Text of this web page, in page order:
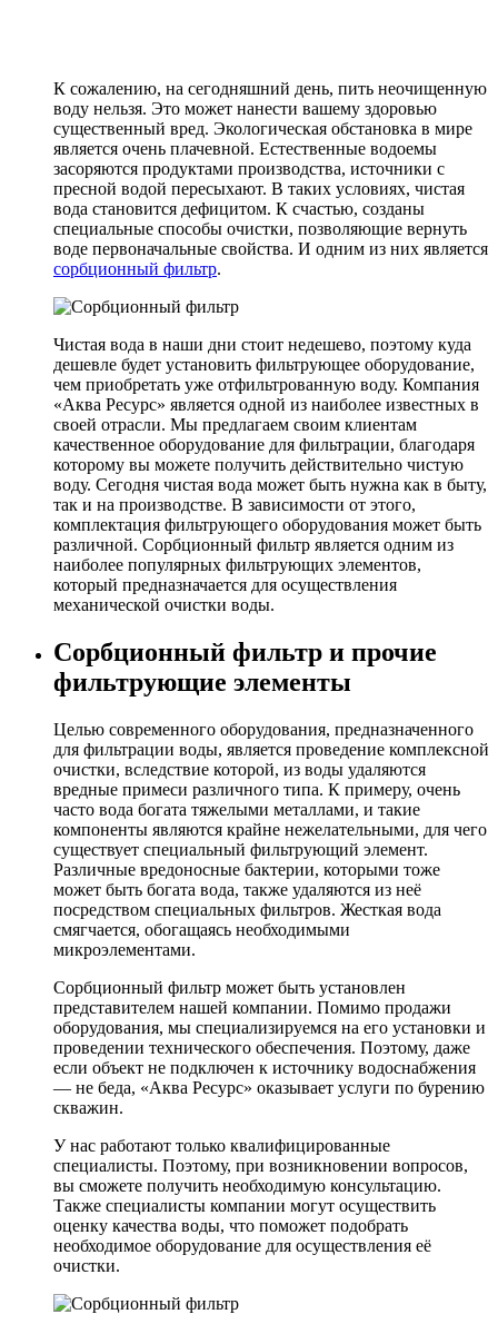
К сожалению, на сегодняшний день, пить неочищенную
воду нельзя. Это может нанести вашему здоровью
существенный вред. Экологическая обстановка в мире
является очень плачевной. Естественные водоемы
засоряются продуктами производства, источники с
пресной водой пересыхают. В таких условиях, чистая
вода становится дефицитом. К счастью, созданы
специальные способы очистки, позволяющие вернуть
воде первоначальные свойства. И одним из них является
сорбционный фильтр.
Чистая вода в наши дни стоит недешево, поэтому куда
дешевле будет установить фильтрующее оборудование,
чем приобретать уже отфильтрованную воду. Компания
«Аква Ресурс» является одной из наиболее известных в
своей отрасли. Мы предлагаем своим клиентам
качественное оборудование для фильтрации, благодаря
которому вы можете получить действительно чистую
воду. Сегодня чистая вода может быть нужна как в быту,
так и на производстве. В зависимости от этого,
комплектация фильтрующего оборудования может быть
различной. Сорбционный фильтр является одним из
наиболее популярных фильтрующих элементов,
который предназначается для осуществления
механической очистки воды.
Сорбционный фильтр и прочие
фильтрующие элементы
Целью современного оборудования, предназначенного
для фильтрации воды, является проведение комплексной
очистки, вследствие которой, из воды удаляются
вредные примеси различного типа. К примеру, очень
часто вода богата тяжелыми металлами, и такие
компоненты являются крайне нежелательными, для чего
существует специальный фильтрующий элемент.
Различные вредоносные бактерии, которыми тоже
может быть богата вода, также удаляются из неё
посредством специальных фильтров. Жесткая вода
смягчается, обогащаясь необходимыми
микроэлементами.
Сорбционный фильтр может быть установлен
представителем нашей компании. Помимо продажи
оборудования, мы специализируемся на его установки и
проведении технического обеспечения. Поэтому, даже
если объект не подключен к источнику водоснабжения
— не беда, «Аква Ресурс» оказывает услуги по бурению
скважин.
У нас работают только квалифицированные
специалисты. Поэтому, при возникновении вопросов,
вы сможете получить необходимую консультацию.
Также специалисты компании могут осуществить
оценку качества воды, что поможет подобрать
необходимое оборудование для осуществления её
очистки.